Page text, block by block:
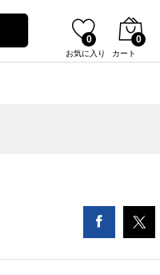
お気に入り
0
カート
0